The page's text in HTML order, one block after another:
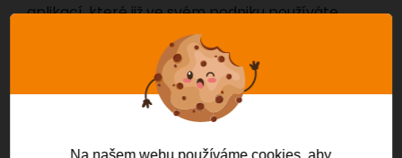
aplikací, které již ve svém podniku používáte.
CENTRÁLNÍ POKLADNA PRO SPRÁVU
Na našem webu používáme cookies, aby